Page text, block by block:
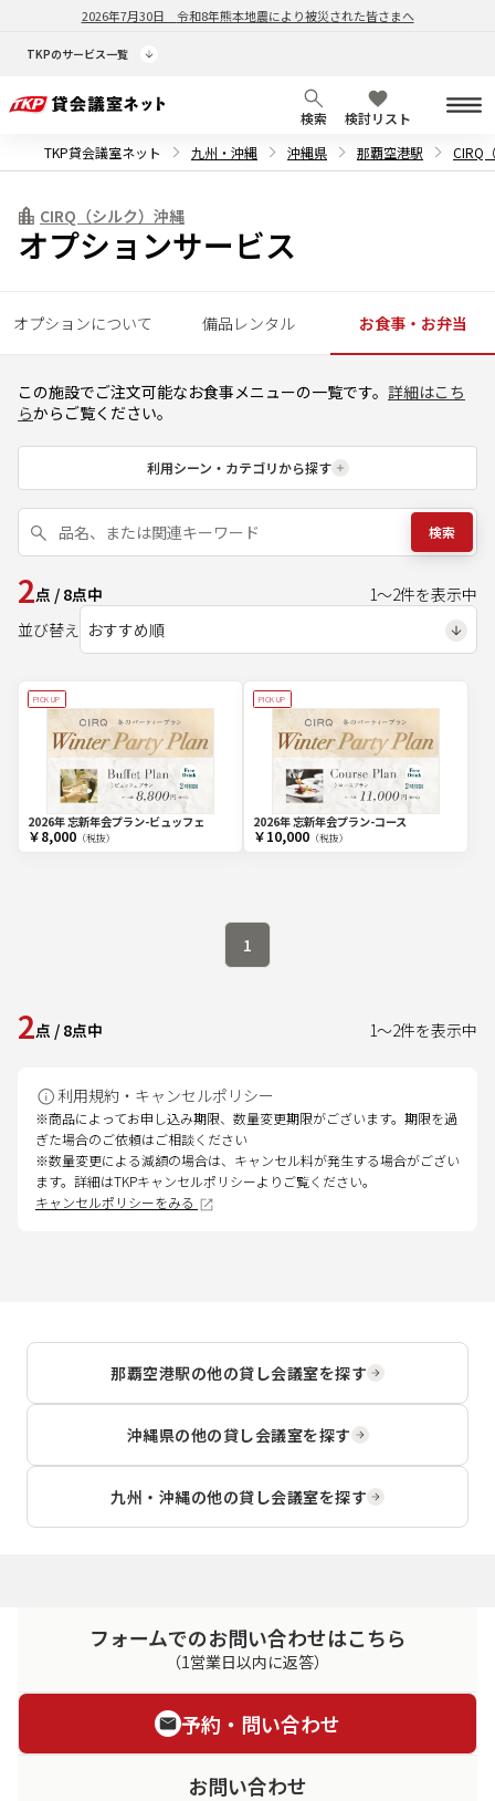
2026年7月30日 令和8年熊本地震により被災された皆さまへ
TKPのサービス一覧
検索
検討リスト
TKP貸会議室ネット
九州・沖縄 沖縄県 那覇空港駅 CIRQ
CIRQ（シルク）沖縄
オプションサービス
オプションについて 備品レンタル お食事・お弁当
この施設でご注文可能なお食事メニューの一覧です。 詳細はこち
らからご覧ください。
利用シーン・カテゴリから探す
検索
2点 / 8点中 1～2件を表示中
並び替え
PICK UP
2026年 忘新年会プラン-ビュッフェ
￥8,000（税抜）
PICK UP
2026年 忘新年会プラン-コース
￥10,000（税抜）
1
2点 / 8点中 1～2件を表示中
利用規約・キャンセルポリシー
※商品によってお申し込み期限、数量変更期限がございます。期限を過
ぎた場合のご依頼はご相談ください
※数量変更による減額の場合は、キャンセル料が発生する場合がござい
ます。詳細はTKPキャンセルポリシーよりご覧ください。
キャンセルポリシーをみる
那覇空港駅の他の貸し会議室を探す
沖縄県の他の貸し会議室を探す
九州・沖縄の他の貸し会議室を探す
フォームでのお問い合わせはこちら
（1営業日以内に返答）
予約・問い合わせ
お問い合わせ